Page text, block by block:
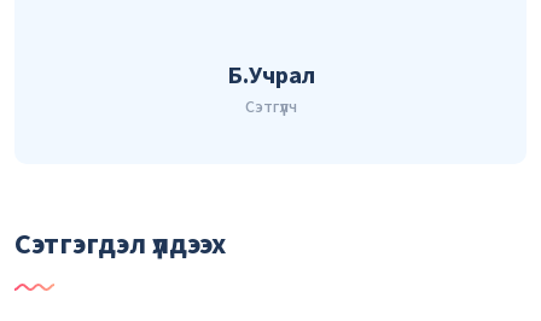
Б.Учрал
Сэтгүүлч
Сэтгэгдэл үлдээх